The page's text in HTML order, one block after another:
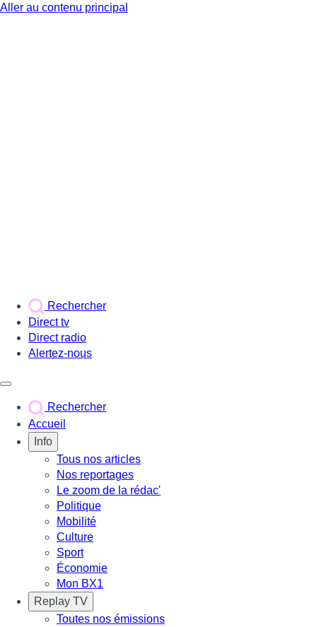
Aller au contenu principal
Rechercher
Direct tv
Direct radio
Alertez-nous
Rechercher
Accueil
Info
Tous nos articles
Nos reportages
Le zoom de la rédac'
Politique
Mobilité
Culture
Sport
Économie
Mon BX1
Replay TV
Toutes nos émissions